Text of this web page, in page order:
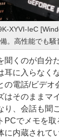
XYVI-IeC
。高性能でも騒
くのが自分
耳に入らなく
の電話/ビデオ
はそのままマ
り、会話も聞
PCでメモを
に内蔵されて